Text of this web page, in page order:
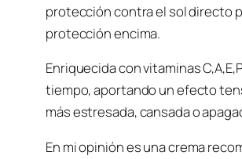
protección contra el sol directo
protección encima.
Enriquecida con vitaminas
tiempo, aportando un efecto
más estresada, cansada o
En mi opinión es una crema